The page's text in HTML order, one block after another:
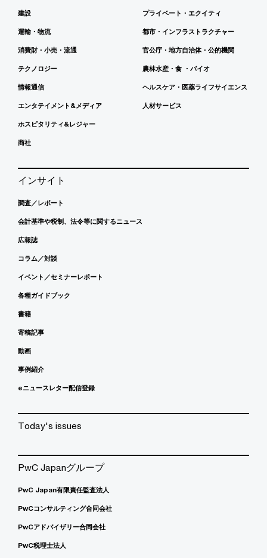
建設
運輸・物流
消費財・小売・流通
テクノロジー
情報通信
エンタテイメント&メディア
ホスピタリティ&レジャー
商社
プライベート・エクイティ
都市・インフラストラクチャー
官公庁・地方自治体・公的機関
農林水産・食 ・バイオ
ヘルスケア・医薬ライフサイエンス
人材サービス
インサイト
調査／レポート
会計基準や税制、法令等に関するニュース
広報誌
コラム／対談
イベント／セミナーレポート
各種ガイドブック
書籍
寄稿記事
動画
事例紹介
eニュースレター配信登録
Today's issues
PwC Japanグループ
PwC Japan有限責任監査法人
PwCコンサルティング合同会社
PwCアドバイザリー合同会社
PwC税理士法人